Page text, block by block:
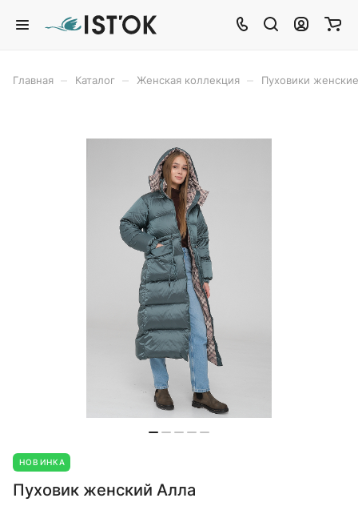
Главная Каталог Женская коллекция Пуховики женские
НОВИНКА
Пуховик женский Алла